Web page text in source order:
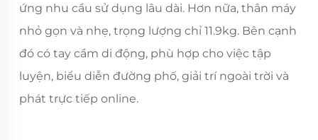
ứng nhu cầu sử dụng lâu dài. Hơn nữa, thân máy
nhỏ gọn và nhẹ, trọng lượng chỉ 11.9kg. Bên cạnh
đó có tay cầm di động, phù hợp cho việc tập
luyện, biểu diễn đường phố, giải trí ngoài trời và
phát trực tiếp online.